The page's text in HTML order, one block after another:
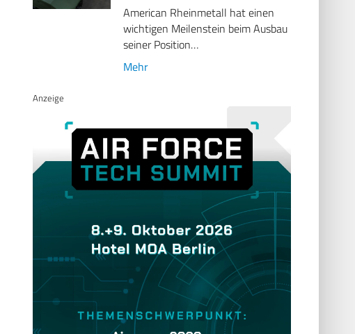
American Rheinmetall hat einen
wichtigen Meilenstein beim Ausbau
seiner Position…
Mehr
Anzeige